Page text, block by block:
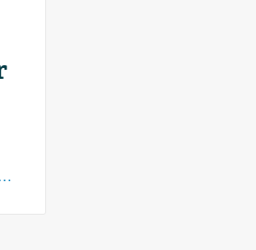
www.nrc.nl/nieuws/2026/06/08/jason-bhugwandass-slaat-opnieuw-alarm-over-het-hoge-percentage-doden-in-de-jeugdzorg-er-is-de-afgelopen-twee-jaar-niets-gedaan-a4929555